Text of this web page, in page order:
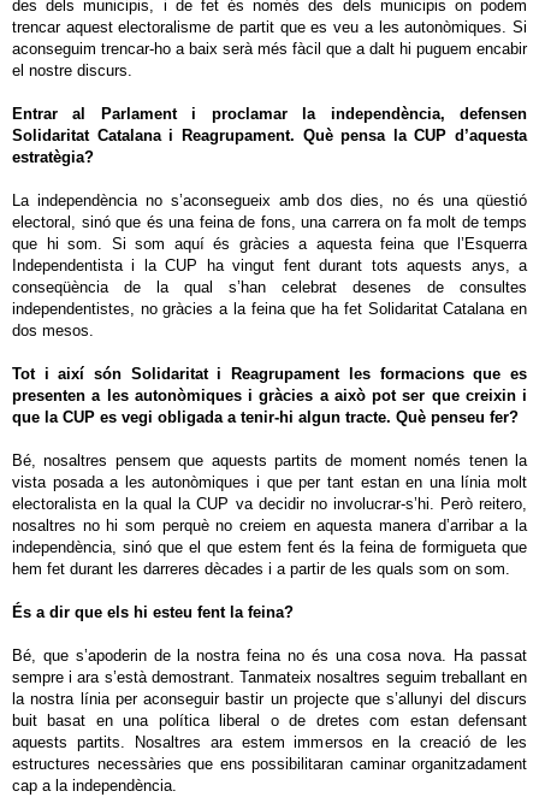
des dels municipis, i de fet és només des dels municipis on podem
trencar aquest electoralisme de partit que es veu a les autonòmiques. Si
aconseguim trencar-ho a baix serà més fàcil que a dalt hi puguem encabir
el nostre discurs.
Entrar al Parlament i proclamar la independència, defensen
Solidaritat Catalana i Reagrupament. Què pensa la CUP d’aquesta
estratègia?
La independència no s’aconsegueix amb dos dies, no és una qüestió
electoral, sinó que és una feina de fons, una carrera on fa molt de temps
que hi som. Si som aquí és gràcies a aquesta feina que l’Esquerra
Independentista i la CUP ha vingut fent durant tots aquests anys, a
conseqüència de la qual s’han celebrat desenes de consultes
independentistes, no gràcies a la feina que ha fet Solidaritat Catalana en
dos mesos.
Tot i així són Solidaritat i Reagrupament les formacions que es
presenten a les autonòmiques i gràcies a això pot ser que creixin i
que la CUP es vegi obligada a tenir-hi algun tracte. Què penseu fer?
Bé, nosaltres pensem que aquests partits de moment només tenen la
vista posada a les autonòmiques i que per tant estan en una línia molt
electoralista en la qual la CUP va decidir no involucrar-s’hi. Però reitero,
nosaltres no hi som perquè no creiem en aquesta manera d’arribar a la
independència, sinó que el que estem fent és la feina de formigueta que
hem fet durant les darreres dècades i a partir de les quals som on som.
És a dir que els hi esteu fent la feina?
Bé, que s’apoderin de la nostra feina no és una cosa nova. Ha passat
sempre i ara s’està demostrant. Tanmateix nosaltres seguim treballant en
la nostra línia per aconseguir bastir un projecte que s’allunyi del discurs
buit basat en una política liberal o de dretes com estan defensant
aquests partits. Nosaltres ara estem immersos en la creació de les
estructures necessàries que ens possibilitaran caminar organitzadament
cap a la independència.